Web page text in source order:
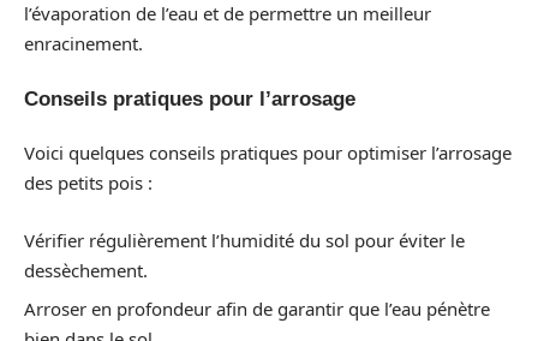
l’évaporation de l’eau et de permettre un meilleur
enracinement.
Conseils pratiques pour l’arrosage
Voici quelques conseils pratiques pour optimiser l’arrosage
des petits pois :
Vérifier régulièrement l’humidité du sol pour éviter le
dessèchement.
Arroser en profondeur afin de garantir que l’eau pénètre